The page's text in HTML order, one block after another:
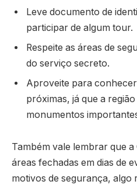
Leve documento de
participar de algum tour.
Respeite as áreas de
do serviço secreto.
Aproveite para
próximas, já que a
monumentos
Também vale lembrar que
áreas fechadas em dias de
motivos de segurança, algo